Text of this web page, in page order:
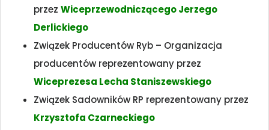
przez Wiceprzewodniczącego Jerzego
Derlickiego
Związek Producentów Ryb – Organizacja
producentów reprezentowany przez
Wiceprezesa Lecha Staniszewskiego
Związek Sadowników RP reprezentowany przez
Krzysztofa Czarneckiego